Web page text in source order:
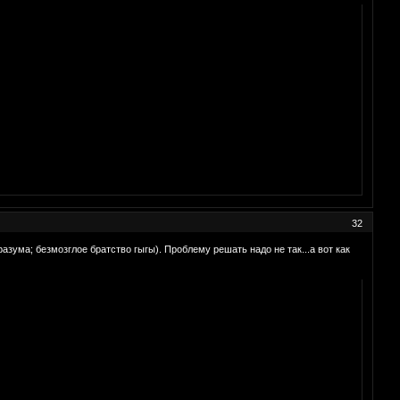
32
безмозглое братство гыгы). Проблему решать надо не так...а вот как